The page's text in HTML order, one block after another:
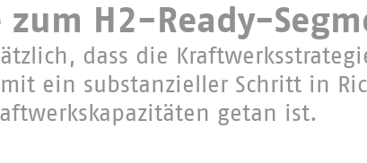
H2-Ready-
dass die
ein substanzieller Schritt in
getan ist.